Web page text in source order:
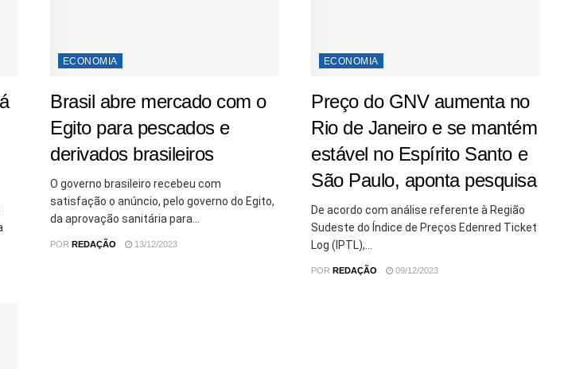
ECONOMIA
Brasil abre mercado com o
Egito para pescados e
derivados brasileiros
O governo brasileiro recebeu com
satisfação o anúncio, pelo governo do Egito,
da aprovação sanitária para...
POR REDAÇÃO 13/12/2023
ECONOMIA
Preço do GNV aumenta no
Rio de Janeiro e se mantém
estável no Espírito Santo e
São Paulo, aponta pesquisa
De acordo com análise referente à Região
Sudeste do Índice de Preços Edenred Ticket
Log (IPTL),...
POR REDAÇÃO 09/12/2023